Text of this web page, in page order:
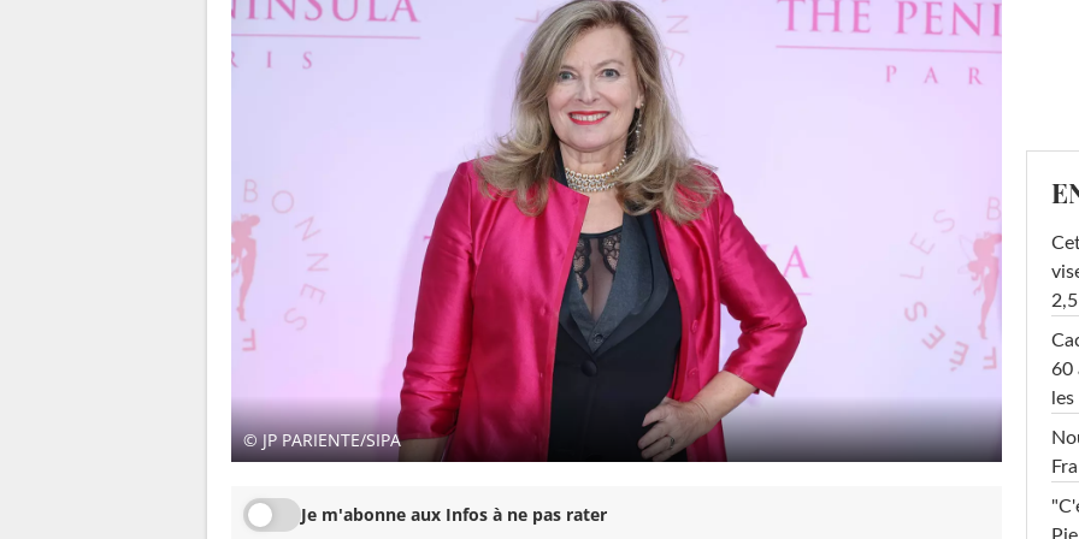
© JP PARIENTE/SIPA
Je m'abonne aux Infos à ne pas rater
60